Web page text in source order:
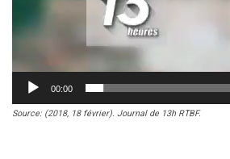
00:00
Source: (2018, 18 février). Journal de 13h RTBF.